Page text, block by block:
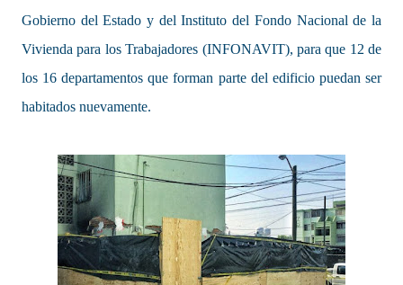
Gobierno del Estado y del Instituto del Fondo Nacional de la
Vivienda para los Trabajadores (INFONAVIT), para que 12 de
los 16 departamentos que forman parte del edificio puedan ser
habitados nuevamente.